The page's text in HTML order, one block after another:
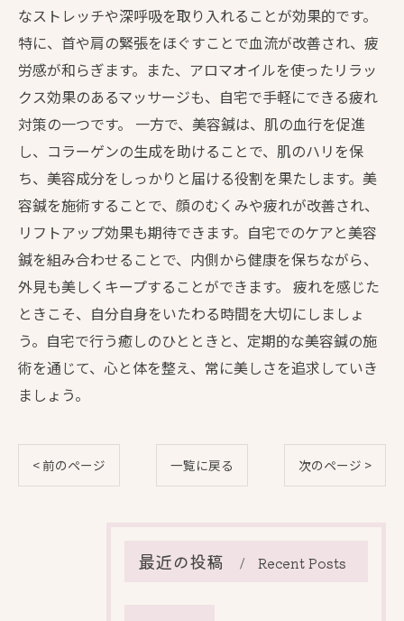
なストレッチや深呼吸を取り入れることが効果的です。
特に、首や肩の緊張をほぐすことで血流が改善され、疲
労感が和らぎます。また、アロマオイルを使ったリラッ
クス効果のあるマッサージも、自宅で手軽にできる疲れ
対策の一つです。 一方で、美容鍼は、肌の血行を促進
し、コラーゲンの生成を助けることで、肌のハリを保
ち、美容成分をしっかりと届ける役割を果たします。美
容鍼を施術することで、顔のむくみや疲れが改善され、
リフトアップ効果も期待できます。自宅でのケアと美容
鍼を組み合わせることで、内側から健康を保ちながら、
外見も美しくキープすることができます。 疲れを感じた
ときこそ、自分自身をいたわる時間を大切にしましょ
う。自宅で行う癒しのひとときと、定期的な美容鍼の施
術を通じて、心と体を整え、常に美しさを追求していき
ましょう。
< 前のページ 一覧に戻る 次のページ >
最近の投稿 Recent Posts